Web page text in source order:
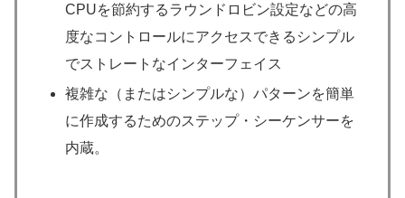
CPUを節約するラウンドロビン設定などの高
度なコントロールにアクセスできるシンプル
でストレートなインターフェイス
複雑な（またはシンプルな）パターンを簡単
に作成するためのステップ・シーケンサーを
内蔵。